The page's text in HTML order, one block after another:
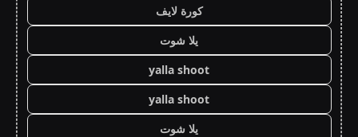
كورة لايف
يلا شوت
yalla shoot
yalla shoot
يلا شوت